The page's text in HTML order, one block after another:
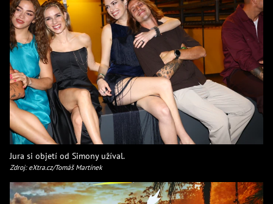
Jura si objetí od Simony užíval.
Zdroj: eXtra.cz/Tomáš Martínek